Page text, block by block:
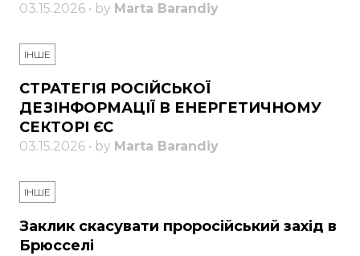
03.15.2026 • by Marta Barandiy
ІНШЕ
СТРАТЕГІЯ РОСІЙСЬКОЇ
ДЕЗІНФОРМАЦІЇ В ЕНЕРГЕТИЧНОМУ
СЕКТОРІ ЄС
03.15.2026 • by Marta Barandiy
ІНШЕ
Заклик скасувати проросійський захід в
Брюсселі